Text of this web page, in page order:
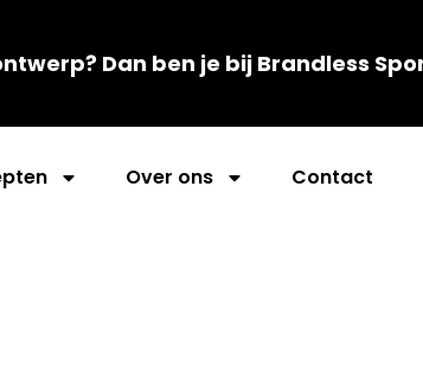
Dan ben je bij Brandless
Over ons Contact